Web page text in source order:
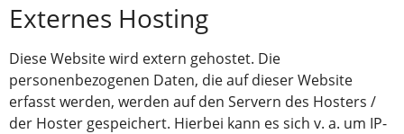
Externes Hosting
Diese Website wird extern gehostet. Die
personenbezogenen Daten, die auf dieser Website
erfasst werden, werden auf den Servern des Hosters /
der Hoster gespeichert. Hierbei kann es sich v. a. um IP-